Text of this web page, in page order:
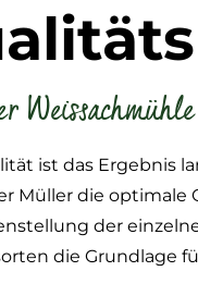
Weissachmühle
ist das Ergebnis
Müller die optimale
der
die Grundlage